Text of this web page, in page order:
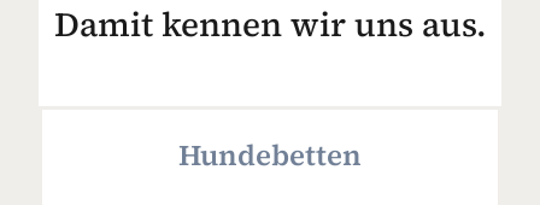
Damit kennen wir uns aus.
Hundebetten